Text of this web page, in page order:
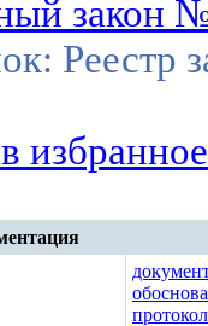
закон
Реестр
избранное
протокол